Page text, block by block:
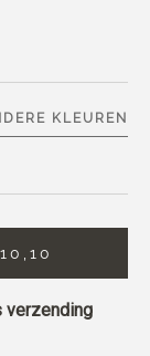
KLEUREN
verzending